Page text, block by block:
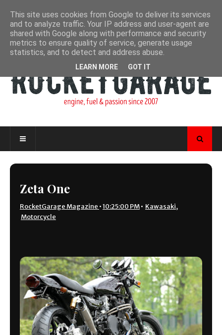
Zeta One
RocketGarage Magazine •10:25:00 PM• Kawasaki,
Motorcycle
This site uses cookies from Google to deliver its services
and to analyze traffic. Your IP address and user-agent are
shared with Google along with performance and security
metrics to ensure quality of service, generate usage
statistics, and to detect and address abuse.
LEARN MORE GOT IT